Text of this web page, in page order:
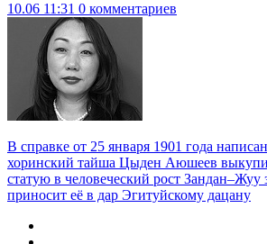
10.06 11:31 0 комментариев
В справке от 25 января 1901 года
хоринский тайша Цыден Аюшеев
статую в человеческий рост Зандан–Жуу
приносит её в дар Эгитуйскому дацану